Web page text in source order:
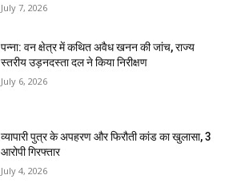
July 7, 2026
पन्ना: वन क्षेत्र में कथित अवैध खनन की जांच, राज्य
स्तरीय उड़नदस्ता दल ने किया निरीक्षण
July 6, 2026
व्यापारी पुत्र के अपहरण और फिरौती कांड का खुलासा, 3
आरोपी गिरफ्तार
July 4, 2026